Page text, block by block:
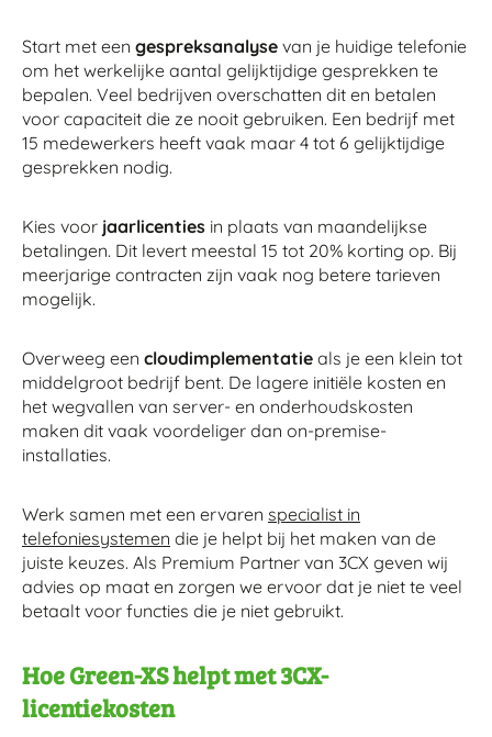
Start met een gespreksanalyse van je huidige telefonie
om het werkelijke aantal gelijktijdige gesprekken te
bepalen. Veel bedrijven overschatten dit en betalen
voor capaciteit die ze nooit gebruiken. Een bedrijf met
15 medewerkers heeft vaak maar 4 tot 6 gelijktijdige
gesprekken nodig.
Kies voor jaarlicenties in plaats van maandelijkse
betalingen. Dit levert meestal 15 tot 20% korting op. Bij
meerjarige contracten zijn vaak nog betere tarieven
mogelijk.
Overweeg een cloudimplementatie als je een klein tot
middelgroot bedrijf bent. De lagere initiële kosten en
het wegvallen van server- en onderhoudskosten
maken dit vaak voordeliger dan on-premise-
installaties.
Werk samen met een ervaren specialist in
telefoniesystemen die je helpt bij het maken van de
juiste keuzes. Als Premium Partner van 3CX geven wij
advies op maat en zorgen we ervoor dat je niet te veel
betaalt voor functies die je niet gebruikt.
Hoe Green-XS helpt met 3CX-
licentiekosten